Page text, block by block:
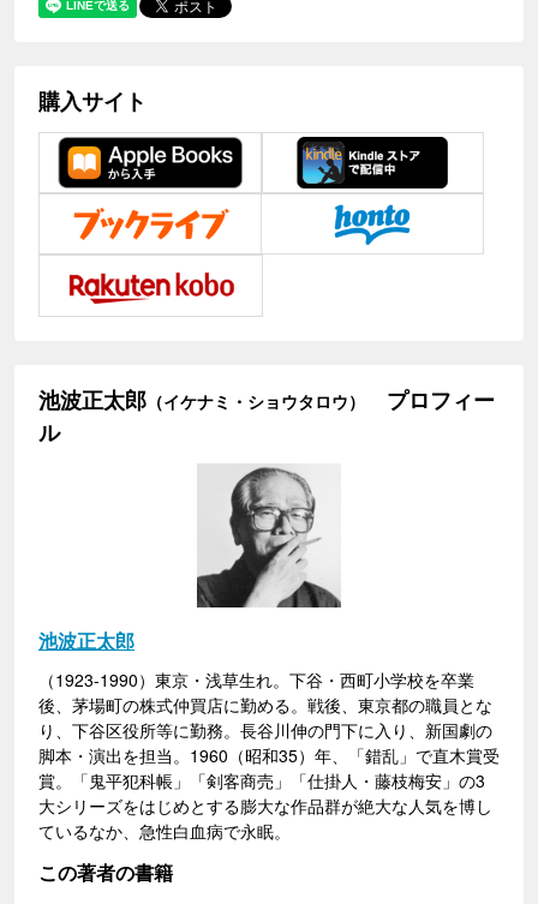
購入サイト
池波正太郎 （イケナミ・ショウタロウ）
プロフィー
ル
池波正太郎
（1923-1990）東京・浅草生れ。下谷・西町小学校を卒業
後、茅場町の株式仲買店に勤める。戦後、東京都の職員とな
り、下谷区役所等に勤務。長谷川伸の門下に入り、新国劇の
脚本・演出を担当。1960（昭和35）年、「錯乱」で直木賞受
賞。「鬼平犯科帳」「剣客商売」「仕掛人・藤枝梅安」の3
大シリーズをはじめとする膨大な作品群が絶大な人気を博し
ているなか、急性白血病で永眠。
この著者の書籍